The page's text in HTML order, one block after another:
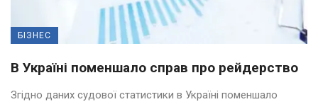
БІЗНЕС
В Україні поменшало справ про рейдерство
Згідно даних судової статистики в Україні поменшало